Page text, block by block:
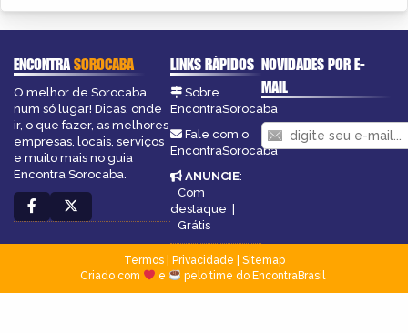
ENCONTRASOROCABA
O melhor de Sorocaba
num só lugar! Dicas, onde
ir, o que fazer, as melhores
empresas, locais, serviços
e muito mais no guia
Encontra Sorocaba.
LINKS RÁPIDOS
Sobre
EncontraSorocaba
Fale com o
EncontraSorocaba
ANUNCIE:
Com
destaque |
Grátis
NOVIDADES POR E-
MAIL
Termos| Privacidade
Sitemap
Criado com
e pelo time do EncontraBrasil